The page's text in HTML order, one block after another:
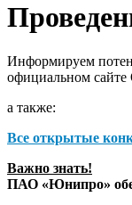
Информируем
официальном сайте
а также:
Все открытые
Важно знать!
ПАО «Юнипро»